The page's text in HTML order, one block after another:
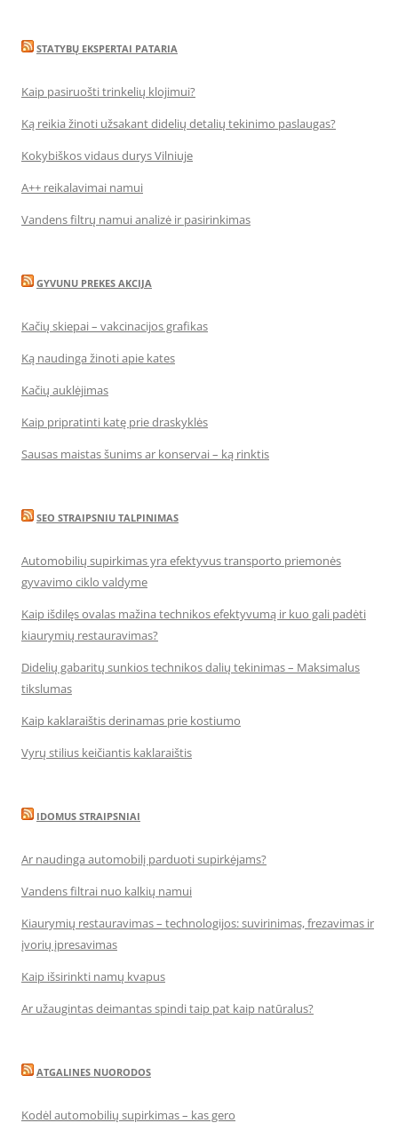
STATYBŲ EKSPERTAI PATARIA
Kaip pasiruošti trinkelių klojimui?
Ką reikia žinoti užsakant didelių detalių tekinimo paslaugas?
Kokybiškos vidaus durys Vilniuje
A++ reikalavimai namui
Vandens filtrų namui analizė ir pasirinkimas
GYVUNU PREKES AKCIJA
Kačių skiepai – vakcinacijos grafikas
Ką naudinga žinoti apie kates
Kačių auklėjimas
Kaip pripratinti katę prie draskyklės
Sausas maistas šunims ar konservai – ką rinktis
SEO STRAIPSNIU TALPINIMAS
Automobilių supirkimas yra efektyvus transporto priemonės
gyvavimo ciklo valdyme
Kaip išdilęs ovalas mažina technikos efektyvumą ir kuo gali padėti
kiaurymių restauravimas?
Didelių gabaritų sunkios technikos dalių tekinimas – Maksimalus
tikslumas
Kaip kaklaraištis derinamas prie kostiumo
Vyrų stilius keičiantis kaklaraištis
IDOMUS STRAIPSNIAI
Ar naudinga automobilį parduoti supirkėjams?
Vandens filtrai nuo kalkių namui
Kiaurymių restauravimas – technologijos: suvirinimas, frezavimas ir
įvorių įpresavimas
Kaip išsirinkti namų kvapus
Ar užaugintas deimantas spindi taip pat kaip natūralus?
ATGALINES NUORODOS
Kodėl automobilių supirkimas – kas gero